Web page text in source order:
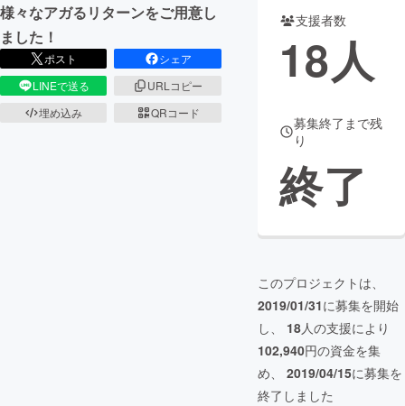
様々なアガるリターンをご用意し
ました！
ポスト
シェア
LINEで送る
URLコピー
埋め込み
QRコード
支援者数
18人
募集終了まで残
り
終了
このプロジェクトは、
2019/01/31に募集を開始
し、 18人の支援により
102,940円の資金を集
め、 2019/04/15に募集を
終了しました